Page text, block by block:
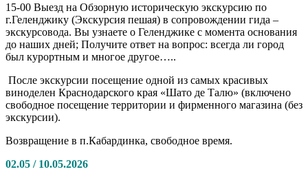
15-00 Выезд на Обзорную историческую экскурсию по
г.Геленджику (Экскурсия пешая) в сопровождении гида –
экскурсовода. Вы узнаете о Геленджике с момента основания
до наших дней; Получите ответ на вопрос: всегда ли город
был курортным и многое другое…..
После экскурсии посещение одной из самых красивых
виноделен Краснодарского края «Шато де Талю» (включено
свободное посещение территории и фирменного магазина (без
экскурсии).
Возвращение в п.Кабардинка, свободное время.
02.05 / 10.05.2026